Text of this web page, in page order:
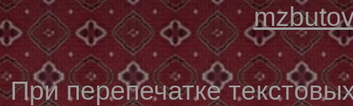
При перепечатке